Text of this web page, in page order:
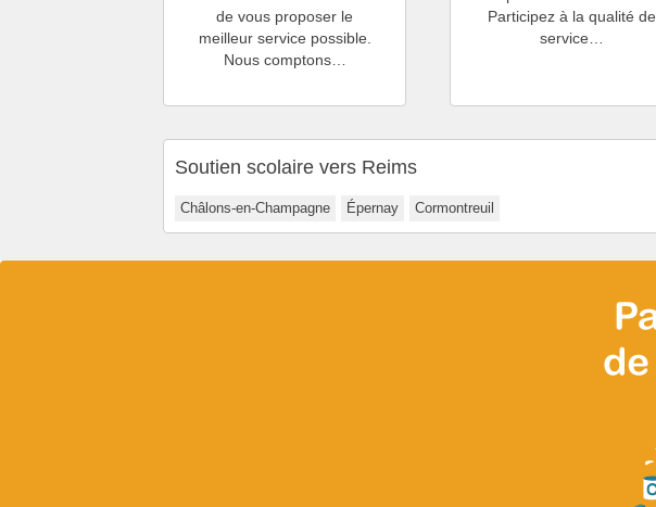
de vous proposer le
meilleur service possible.
Nous comptons…
Participez à la qualité de
service…
Soutien scolaire vers Reims
Châlons-en-Champagne Épernay Cormontreuil